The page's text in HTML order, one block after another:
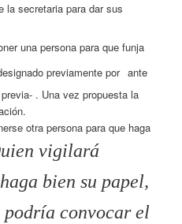
la secretaria para dar sus
una persona para que funja
previamente por ante
. Una vez propuesta la
otra persona para que haga
vigilará
bien su papel,
convocar el